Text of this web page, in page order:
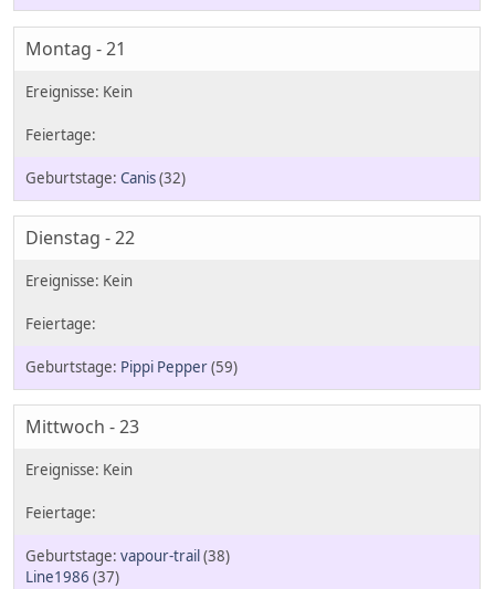
Montag - 21
Canis(32)
Dienstag - 22
Pippi Pepper(59)
Mittwoch - 23
vapour-trail (38)
Line1986 (37)